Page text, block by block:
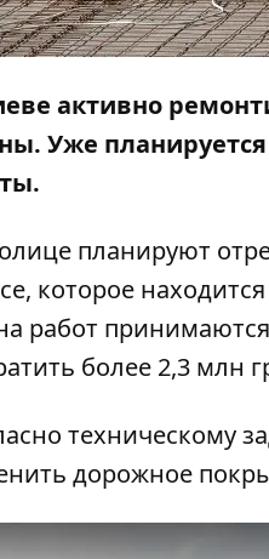
активно
Уже
планируют
которое
работ
более 2,3 млн
техническому
дорожное